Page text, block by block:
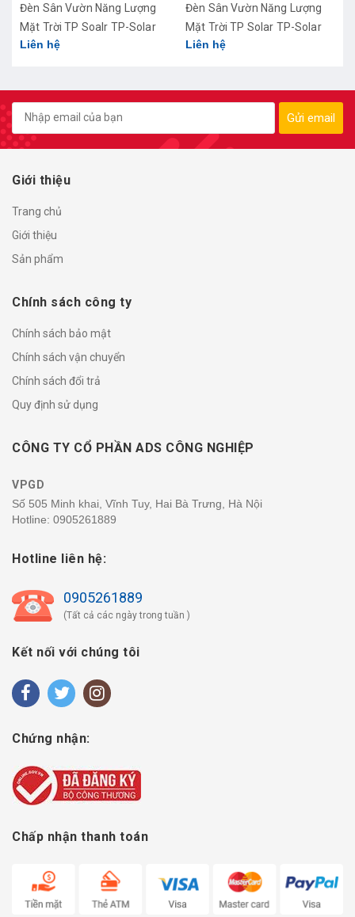
Đèn Sân Vườn Năng Lượng
Mặt Trời TP Soalr TP-Solar
TP-CB02
Liên hệ
Đèn Sân Vườn Năng Lượng
Mặt Trời TP Solar TP-Solar
TP-CB05
Liên hệ
Gửi email
Giới thiệu
Trang chủ
Giới thiệu
Sản phẩm
Chính sách công ty
Chính sách bảo mật
Chính sách vận chuyển
Chính sách đổi trả
Quy định sử dụng
CÔNG TY CỔ PHẦN ADS CÔNG NGHIỆP
VPGD
Số 505 Minh khai, Vĩnh Tuy, Hai Bà Trưng, Hà Nội
Hotline: 0905261889
Hotline liên hệ:
0905261889
(Tất cả các ngày trong tuần )
Kết nối với chúng tôi
Chứng nhận:
Chấp nhận thanh toán